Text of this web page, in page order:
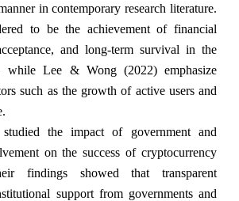
in contemporary research literature.
to be the achievement of financial
and long-term survival in the
while Lee & Wong (2022) emphasize
such as the growth of active users and
.
the impact of government and
on the success of cryptocurrency
findings showed that transparent
support from governments and